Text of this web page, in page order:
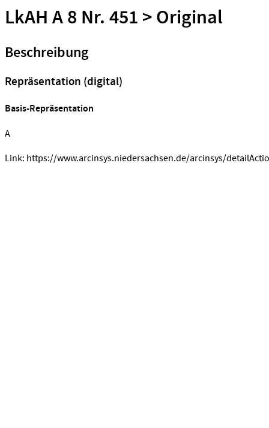
LkAH A 8 Nr. 451 > Original
Beschreibung
Repräsentation (digital)
Basis-Repräsentation
A
Link: https://www.arcinsys.niedersachsen.de/arcinsys/